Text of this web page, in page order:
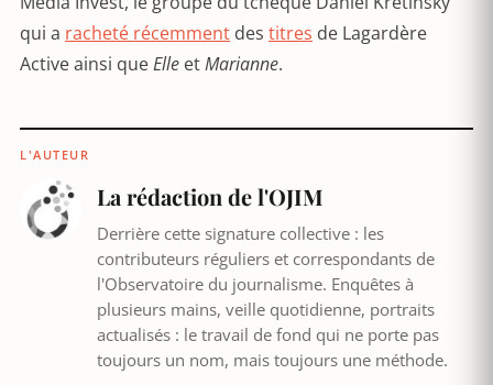
qui a racheté récemment des titres de Lagardère
Active ainsi queElle etMarianne.
L'AUTEUR
La rédaction de l'OJIM
Derrière cette signature collective : les
contributeurs réguliers et correspondants de
l'Observatoire du journalisme. Enquêtes à
plusieurs mains, veille quotidienne, portraits
actualisés : le travail de fond qui ne porte pas
toujours un nom, mais toujours une méthode.